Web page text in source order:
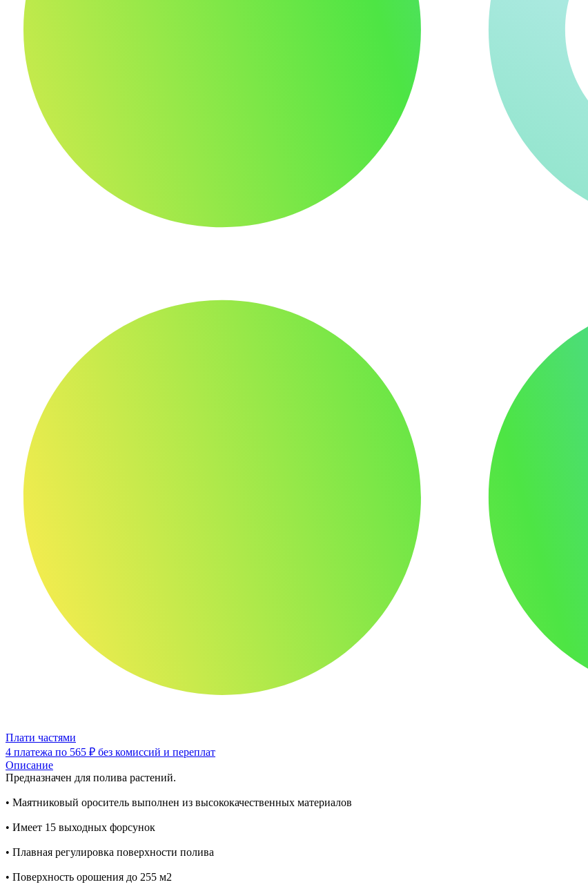
Плати частями
4 платежа по 565 ₽ без комиссий и переплат
Описание
Предназначен для полива растений.
• Маятниковый ороситель выполнен из высококачественных материалов
• Имеет 15 выходных форсунок
• Плавная регулировка поверхности полива
• Поверхность орошения до 255 м2